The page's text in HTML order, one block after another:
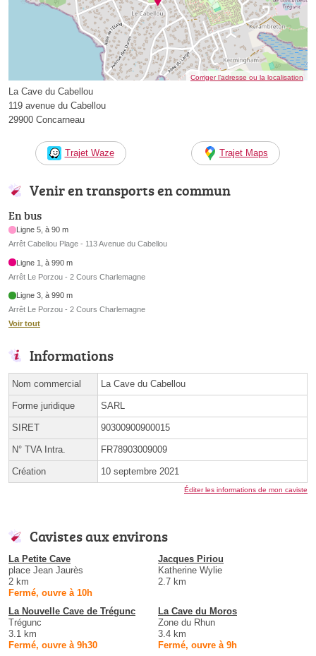
Corriger l’adresse ou la localisation
La Cave du Cabellou
119 avenue du Cabellou
29900 Concarneau
Trajet Waze Trajet Maps
Venir en transports en commun
En bus
Ligne 5, à 90 m
Arrêt Cabellou Plage - 113 Avenue du Cabellou
Ligne 1, à 990 m
Arrêt Le Porzou - 2 Cours Charlemagne
Ligne 3, à 990 m
Arrêt Le Porzou - 2 Cours Charlemagne
Voir tout
Informations
Nom commercial La Cave du Cabellou
Forme juridique SARL
SIRET 90300900900015
N° TVA Intra. FR78903009009
Création 10 septembre 2021
Éditer les informations de mon caviste
Cavistes aux environs
La Petite Cave
place Jean Jaurès
2 km
Fermé, ouvre à 10h
Jacques Piriou
Katherine Wylie
2.7 km
La Nouvelle Cave de Trégunc
Trégunc
3.1 km
Fermé, ouvre à 9h30
La Cave du Moros
Zone du Rhun
3.4 km
Fermé, ouvre à 9h